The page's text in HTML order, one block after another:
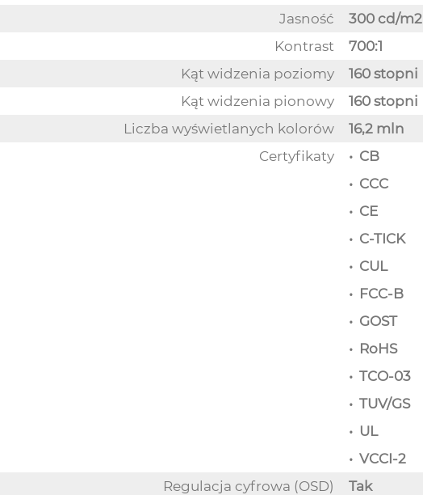
Jasność
300 cd/m2
Kontrast
700:1
Kąt widzenia poziomy
160 stopni
Kąt widzenia pionowy
160 stopni
Liczba wyświetlanych kolorów
16,2 mln
Certyfikaty
• CB
• CCC
• CE
• C-TICK
• CUL
• FCC-B
• GOST
• RoHS
• TCO-03
• TUV/GS
• UL
• VCCI-2
Regulacja cyfrowa (OSD)
Tak